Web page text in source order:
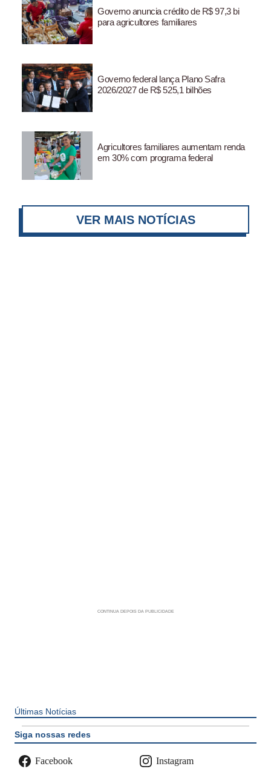
Governo anuncia crédito de R$ 97,3 bi
para agricultores familiares
Governo federal lança Plano Safra
2026/2027 de R$ 525,1 bilhões
Agricultores familiares aumentam renda
em 30% com programa federal
VER MAIS NOTÍCIAS
Últimas Notícias
Siga nossas redes
Facebook Instagram